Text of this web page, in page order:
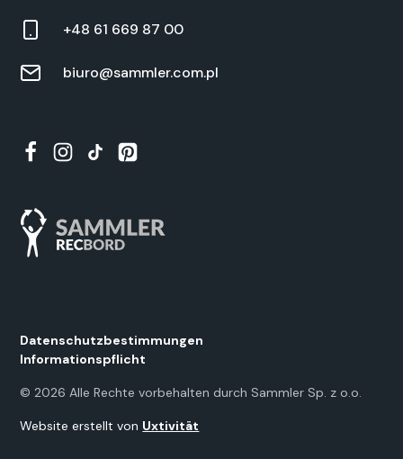
+48 61 669 87 00
biuro@sammler.com.pl
©2026 Alle Rechte vor­be­hal­ten durch Samm­ler Sp. z o.o.
Daten­schutzbes­tim­mungen
Infor­ma­tion­spflicht
Web­site erstellt von Uxtiv­ität